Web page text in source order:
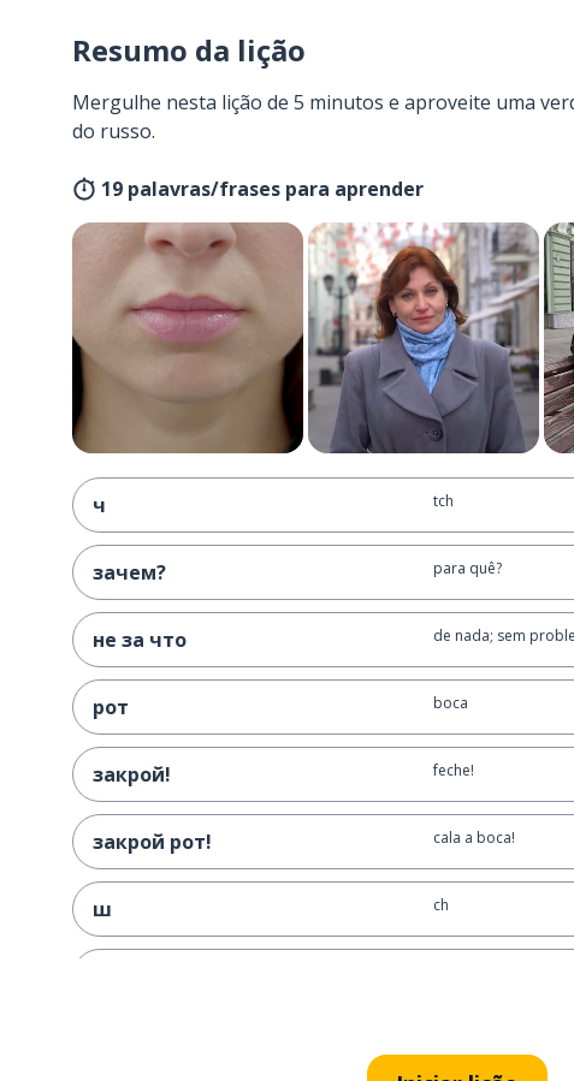
Resumo da lição
Mergulhe nesta lição de 5 minutos e aproveite uma
do russo.
19 palavras/frases para aprender
ч tch
зачем? para quê?
не за что de nada; sem
рот boca
закрой! feche!
закрой рот! cala a boca!
ш ch